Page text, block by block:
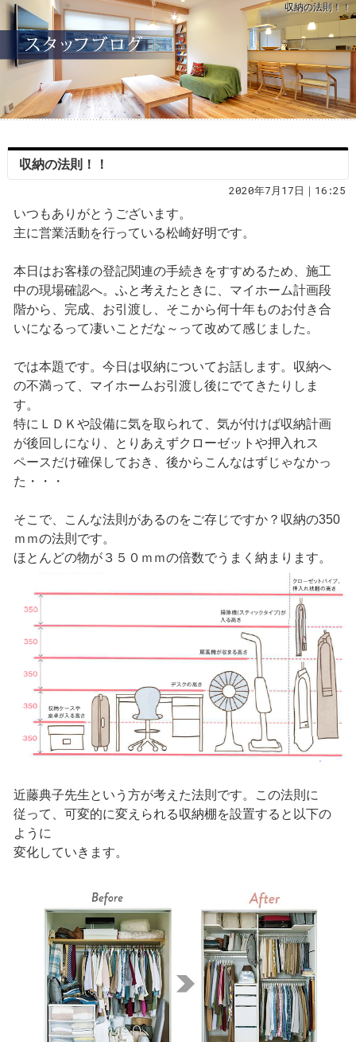
収納の法則！！
収納の法則！！
2020年7月17日｜16:25
いつもありがとうございます。
主に営業活動を行っている松崎好明です。
本日はお客様の登記関連の手続きをすすめるため、施工
中の現場確認へ。ふと考えたときに、マイホーム計画段
階から、完成、お引渡し、そこから何十年ものお付き合
いになるって凄いことだな～って改めて感じました。
では本題です。今日は収納についてお話します。収納へ
の不満って、マイホームお引渡し後にでてきたりしま
す。
特にＬＤＫや設備に気を取られて、気が付けば収納計画
が後回しになり、とりあえずクローゼットや押入れス
ペースだけ確保しておき、後からこんなはずじゃなかっ
た・・・
そこで、こんな法則があるのをご存じですか？収納の350
ｍｍの法則です。
ほとんどの物が３５０ｍｍの倍数でうまく納まります。
近藤典子先生という方が考えた法則です。この法則に
従って、可変的に変えられる収納棚を設置すると以下の
ように
変化していきます。